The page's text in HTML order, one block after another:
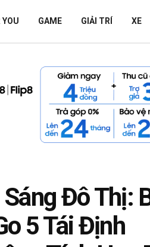
YOU GAME GIẢI TRÍ XE
Đô Thị:
5 Tái Định